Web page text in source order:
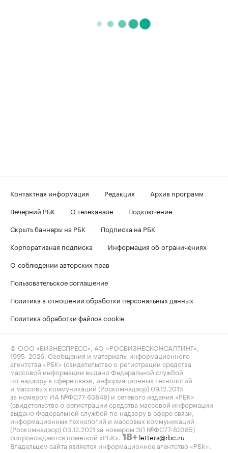
Контактная информация Редакция
Архив программ
Вечерний РБК
О телеканале
Подключение
Скрыть баннеры на РБК
Подписка на РБК
Корпоративная подписка
Информация об ограничениях
О соблюдении авторских прав
Пользовательское соглашение
Политика в отношении обработки персональных данных
Политика обработки файлов cookie
© ООО «БИЗНЕСПРЕСС», АО «РОСБИЗНЕСКОНСАЛТИНГ»,
1995–2026 . Сообщения и материалы информационного
агентства «РБК» (свидетельство о регистрации средства
массовой информации выдано Федеральной службой
по надзору в сфере связи, информационных технологий
и массовых коммуникаций (Роскомнадзор) 09.12.2015
за номером ИА №ФС77-63848) и сетевого издания «РБК»
(свидетельство о регистрации средства массовой информации
выдано Федеральной службой по надзору в сфере связи,
информационных технологий и массовых коммуникаций
(Роскомнадзор) 03.12.2021 за номером ЭЛ №ФС77-82385)
сопровождаются пометкой «РБК». 18+ letters@rbc.ru
Владельцем сайта является информационное агентство «РБК».